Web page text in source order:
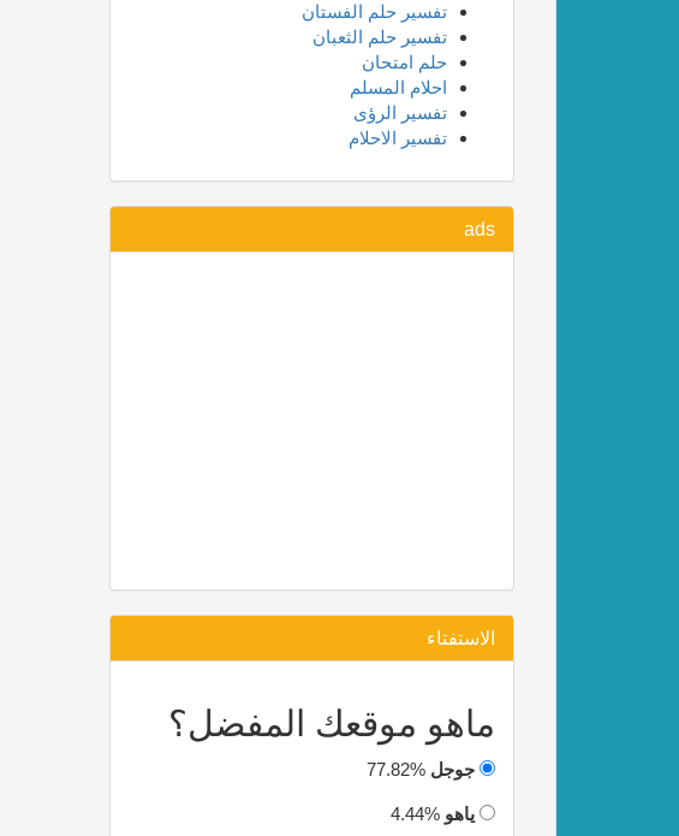
تفسير حلم الفستان
تفسير حلم الثعبان
حلم امتحان
احلام المسلم
تفسير الرؤى
تفسير الاحلام
ads
الاستفتاء
ماهو موقعك المفضل؟
جوجل 77.82%
ياهو 4.44%